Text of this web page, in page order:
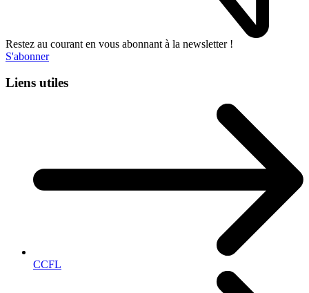
Restez au courant en vous abonnant à la newsletter !
S'abonner
Liens utiles
CCFL